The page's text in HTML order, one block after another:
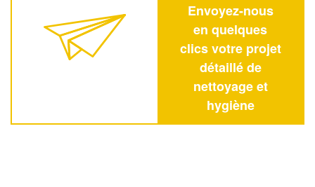
Envoyez-nous
en quelques
clics votre projet
détaillé de
nettoyage et
hygiène